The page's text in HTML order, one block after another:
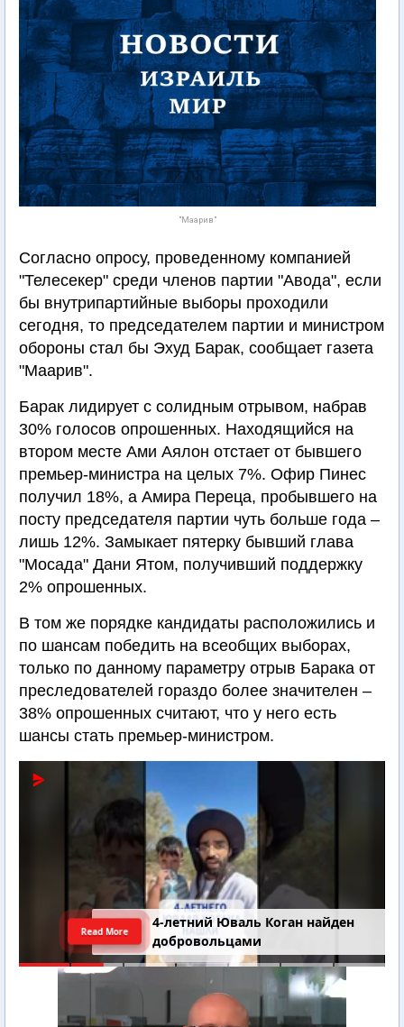
"Маарив"
Согласно опросу, проведенному компанией
"Телесекер" среди членов партии "Авода", если
бы внутрипартийные выборы проходили
сегодня, то председателем партии и министром
обороны стал бы Эхуд Барак, сообщает газета
"Маарив".
Барак лидирует с солидным отрывом, набрав
30% голосов опрошенных. Находящийся на
втором месте Ами Аялон отстает от бывшего
премьер-министра на целых 7%. Офир Пинес
получил 18%, а Амира Переца, пробывшего на
посту председателя партии чуть больше года –
лишь 12%. Замыкает пятерку бывший глава
"Мосада" Дани Ятом, получивший поддержку
2% опрошенных.
В том же порядке кандидаты расположились и
по шансам победить на всеобщих выборах,
только по данному параметру отрыв Барака от
преследователей гораздо более значителен –
38% опрошенных считают, что у него есть
шансы стать премьер-министром.
4-летний Юваль Коган найден
добровольцами
Read More